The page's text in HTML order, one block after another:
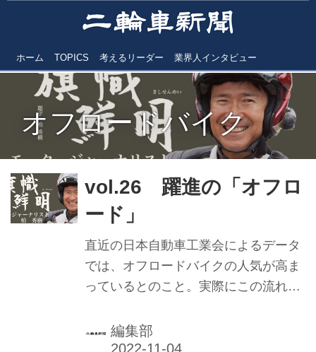
ホーム TOPICS 考えるリーダー 業界人インタビュー
オフロードバイク
vol.26 躍進の「オフロ
ード」
直近の日本自動車工業会によるデータ
では、オフロードバイクの人気が高ま
っているとのこと。実際にこの流れを
プ関係者は多いと思います。
編集部